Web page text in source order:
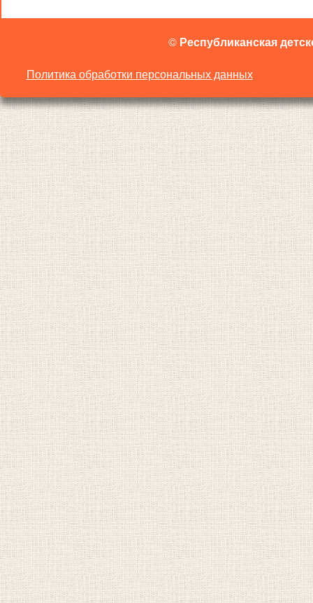
© Республиканская
Политика обработки персональных данных